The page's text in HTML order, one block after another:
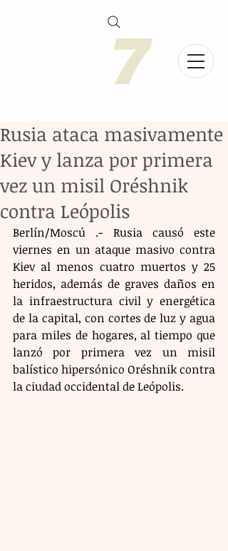
Rusia ataca masivamente
Kiev y lanza por primera
vez un misil Oréshnik
contra Leópolis
Berlín/Moscú .- Rusia causó este
viernes en un ataque masivo contra
Kiev al menos cuatro muertos y 25
heridos, además de graves daños en
la infraestructura civil y energética
de la capital, con cortes de luz y agua
para miles de hogares, al tiempo que
lanzó por primera vez un misil
balístico hipersónico Oréshnik contra
la ciudad occidental de Leópolis.